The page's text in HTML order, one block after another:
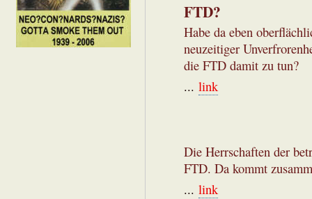
FTD?
Habe da eben
neuzeitiger
die FTD damit zu tun?
... link
Die Herrschaften der
FTD. Da kommt
... link